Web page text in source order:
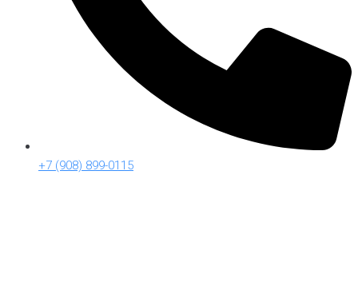
+7 (908) 899-0115